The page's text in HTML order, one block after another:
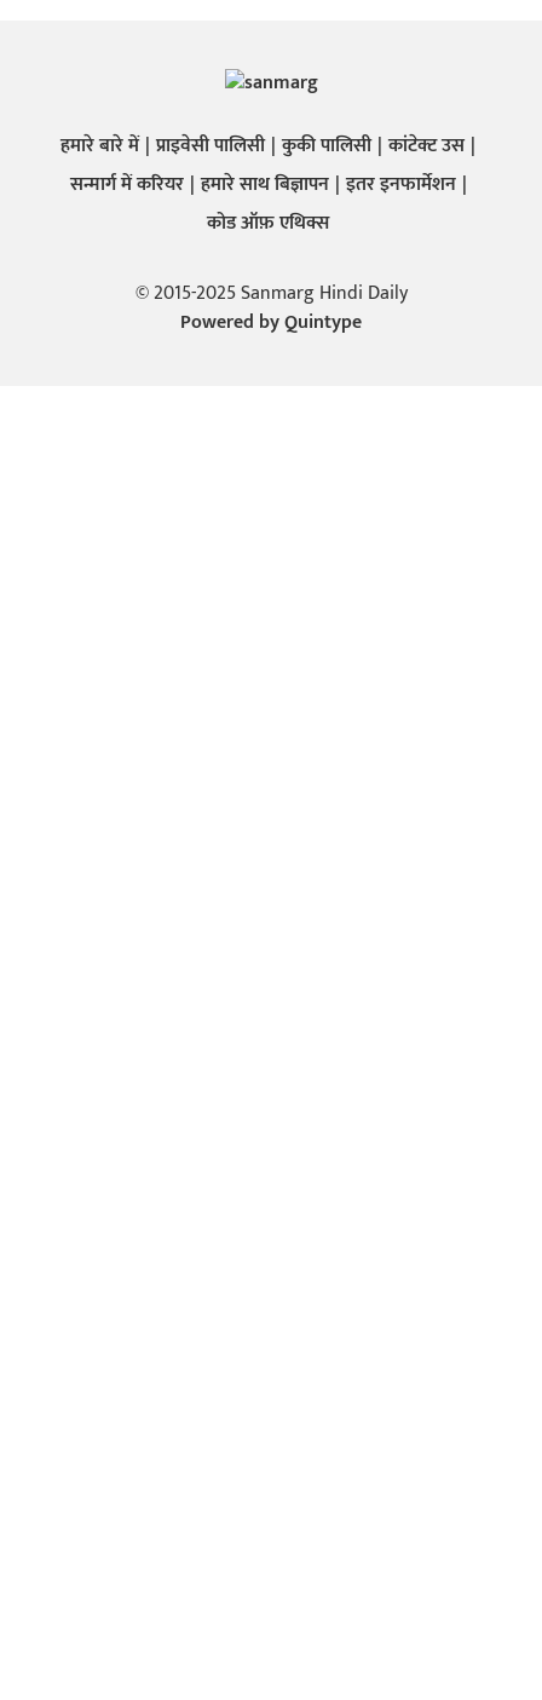
हमारे बारे में प्राइवेसी पालिसी कुकी पालिसी कांटेक्ट उस
सन्मार्ग में करियर हमारे साथ बिज्ञापन इतर इनफार्मेशन
कोड ऑफ़ एथिक्स
© 2015-2025 Sanmarg Hindi Daily
Powered byQuintype